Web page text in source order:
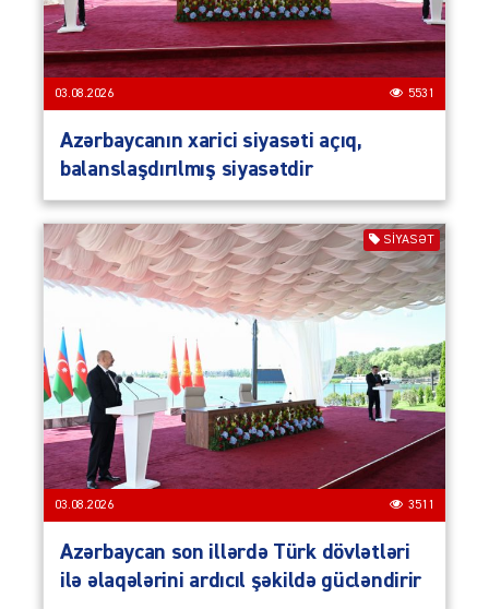
03.08.2026 5531
Azərbaycanın xarici siyasəti açıq,
balanslaşdırılmış siyasətdir
SIYASƏT
03.08.2026 3511
Azərbaycan son illərdə Türk dövlətləri
ilə əlaqələrini ardıcıl şəkildə gücləndirir